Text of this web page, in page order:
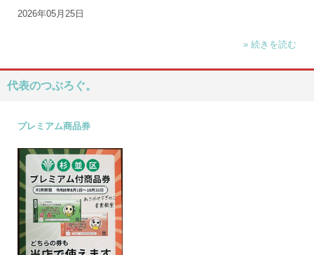
2026年05月25日
» 続きを読む
代表のつぶろぐ。
プレミアム商品券